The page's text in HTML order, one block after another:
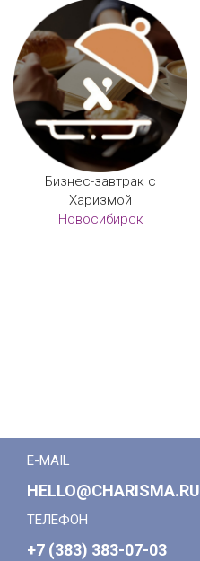
Бизнес-завтрак с
Харизмой
Новосибирск
E-MAIL
HELLO@CHARISMA.RU
ТЕЛЕФОН
+7 (383) 383-07-03